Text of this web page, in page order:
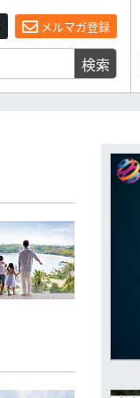
メルマガ登録
検索